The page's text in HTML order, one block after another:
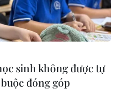
mở
qua
thêm
sinh không được tự
đóng góp